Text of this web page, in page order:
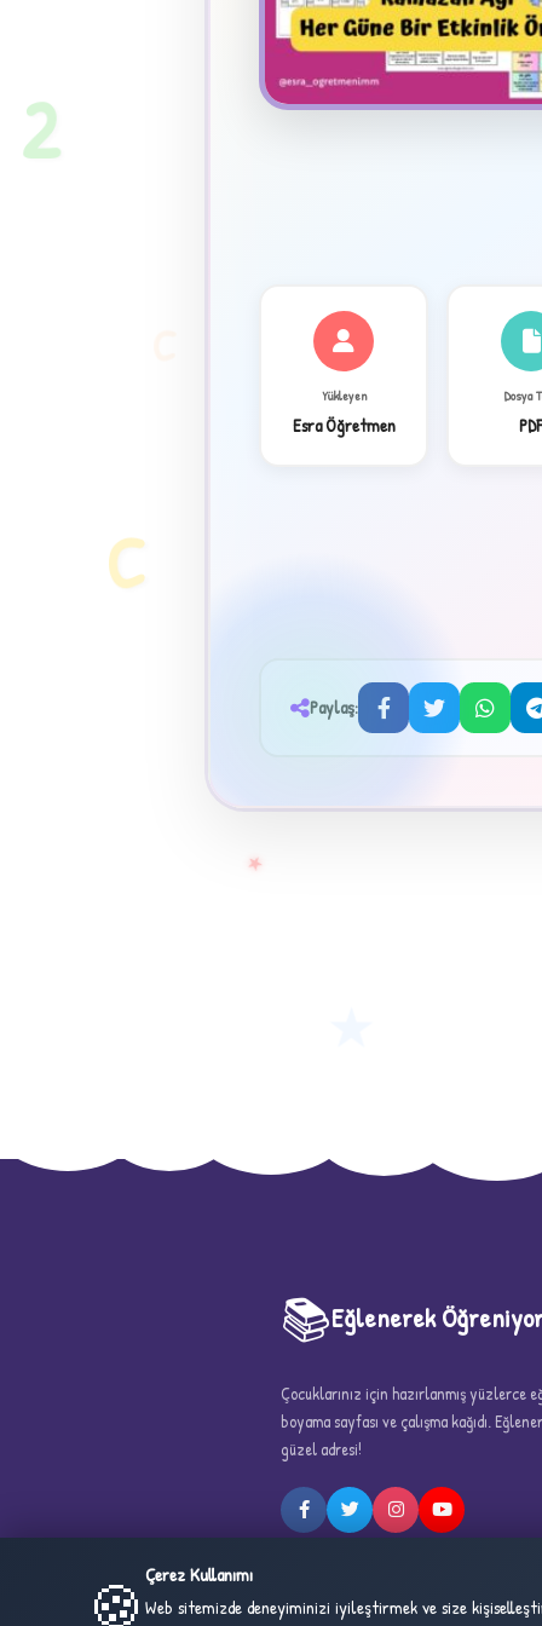
★
Yükleyen
Esra Öğretmen
Dosya
Paylaş:
C
2
5
★
📚Eğlenerek
Çocuklarınız için hazırlanmış yüzlerce
boyama sayfası ve çalışma kağıdı.
güzel adresi!
🍪 Çerez Kullanımı
Web sitemizde deneyiminizi iyileştirmek ve size